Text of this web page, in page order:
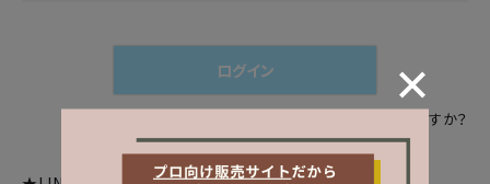
ログイン
パスワードをお忘れですか？